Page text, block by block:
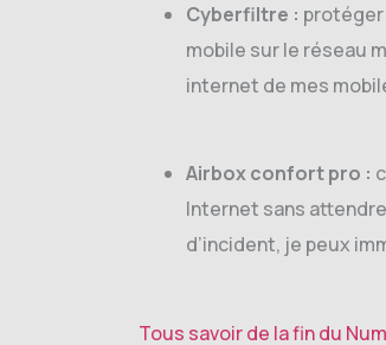
Cyberfiltre : protéger
mobile sur le réseau
internet de mes
Airbox confort pro :
Internet sans
d’incident, je peux
Tous savoir de la fin du